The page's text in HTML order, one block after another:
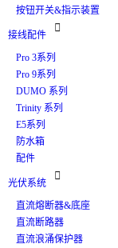
按钮开关&指示装置
接线配件

Pro 3系列
Pro 9系列
DUMO 系列
Trinity 系列
E5系列
防水箱
配件
光伏系统

直流熔断器&底座
直流断路器
直流浪涌保护器